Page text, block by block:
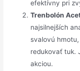
efektívny pri
Trenbolón
najsilnejších
svalovú
redukovať tuk.
akciou.